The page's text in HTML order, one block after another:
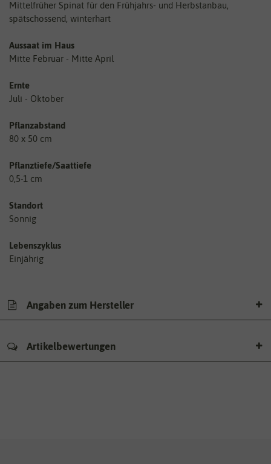
Mittelfrüher Spinat für den Frühjahrs- und Herbstanbau,
spätschossend, winterhart
Aussaat im Haus
Mitte Februar - Mitte April
Ernte
Juli - Oktober
Pflanzabstand
80 x 50 cm
Pflanztiefe/Saattiefe
0,5-1 cm
Standort
Sonnig
Lebenszyklus
Einjährig
Angaben zum Hersteller
Artikelbewertungen